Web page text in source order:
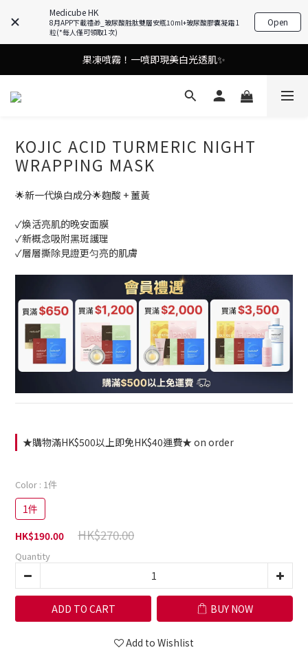
Medicube HK
8月APP下載禮🎁_玻尿酸胜肽雙層安瓶10ml+玻尿酸膠囊凝霜 1
粒(*每人僅可領取1次)
Open
9in1多功能美容儀🌸護膚效果UP！
油痘肌救星💧玻尿酸58% OFF活動中！
果凍噴霧！一噴即現美白光透肌✨
9in1多功能美容儀🌸護膚效果UP！
KOJIC ACID TURMERIC NIGHT
WRAPPING MASK
🌟新一代煥白成分🌟麴酸 + 薑黃
✓煥活亮肌的晚安面膜
✓新概念吸附黑斑護理
✓層層撕除見證更匀亮的肌膚
★購物滿HK$500以上即免HK$40運費★ on order
Color : 1件
1件
HK$270.00
HK$190.00
Quantity
ADD TO CART BUY NOW
Add to Wishlist